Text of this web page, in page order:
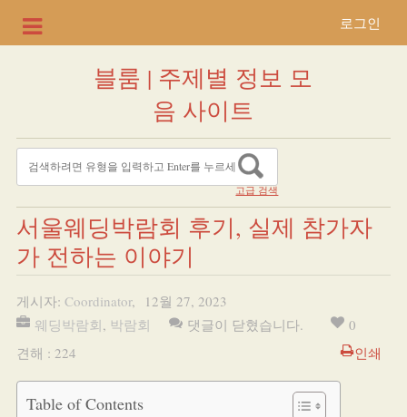
로그인
블룸 | 주제별 정보 모
음 사이트
고급 검색
서울웨딩박람회 후기, 실제 참가자
가 전하는 이야기
게시자: Coordinator,
12월 27, 2023
웨딩박람회, 박람회 댓글이 닫혔습니다.
0
견해 : 224
인쇄
Table of Contents